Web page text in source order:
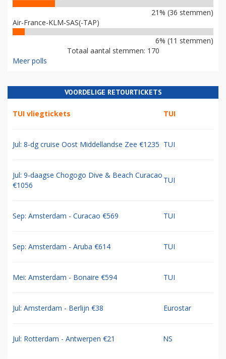
21% (36 stemmen)
Air-France-KLM-SAS(-TAP)
6% (11 stemmen)
Totaal aantal stemmen: 170
Meer polls
VOORDELIGE RETOURTICKETS
TUI vliegtickets TUI
Jul: 8-dg cruise Oost Middellandse Zee €1235 TUI
Jul: 9-daagse Chogogo Dive & Beach Curacao
€1056
TUI
Sep: Amsterdam - Curacao €569 TUI
Sep: Amsterdam - Aruba €614 TUI
Mei: Amsterdam - Bonaire €594 TUI
Jul: Amsterdam - Berlijn €38 Eurostar
Jul: Rotterdam - Antwerpen €21 NS